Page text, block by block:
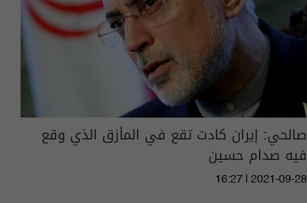
صالحي: إيران كادت تقع في المأزق الذي وقع
فيه صدام حسين
16:27 | 2021-09-28